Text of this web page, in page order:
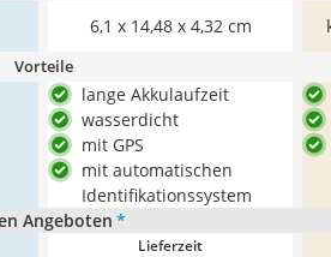
6,1 x 14,48 x 4,32 cm
Vorteile
lange Akkulaufzeit
wasserdicht
mit GPS
mit automatischen
Identifikationssystem
Angeboten *
Lieferzeit